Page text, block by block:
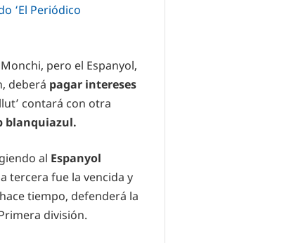
‘El Periódico
pero el Espanyol,
deberá pagar intereses
contará con otra
blanquiazul.
al Espanyol
tercera fue la vencida y
tiempo, defenderá la
división.